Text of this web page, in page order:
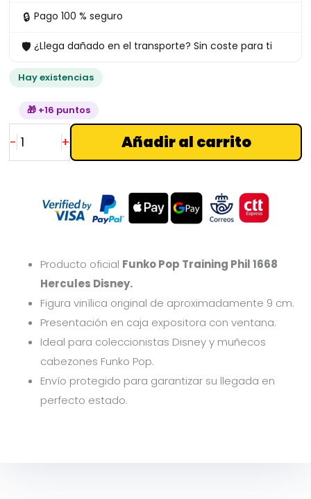
🔒 Pago 100 % seguro
🛡 ¿Llega dañado en el transporte? Sin coste para ti
Hay existencias
🎁 +16 puntos
-
1668
Disney
cantidad
+ Añadir al carrito
Producto oficial Funko Pop Training Phil 1668
Hercules Disney.
Figura vinílica original de aproximadamente 9 cm.
Presentación en caja expositora con ventana.
Ideal para coleccionistas Disney y muñecos
cabezones Funko Pop.
Envío protegido para garantizar su llegada en
perfecto estado.